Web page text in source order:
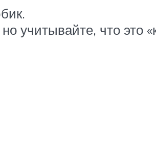
учитывайте, что это